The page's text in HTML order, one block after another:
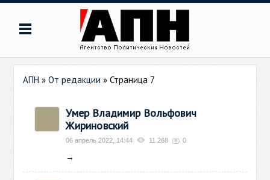
АПН »От редакции » Страница 7
Умер Владимир Вольфович
Жириновский
06 апрель 2022, 14:44 11 268 0
→